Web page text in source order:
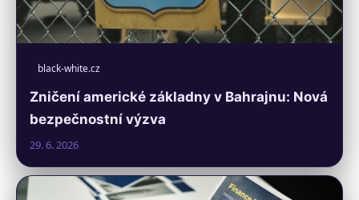
black-white.cz
Zničení americké základny v Bahrajnu: Nová
bezpečnostní výzva
29. 6. 2026